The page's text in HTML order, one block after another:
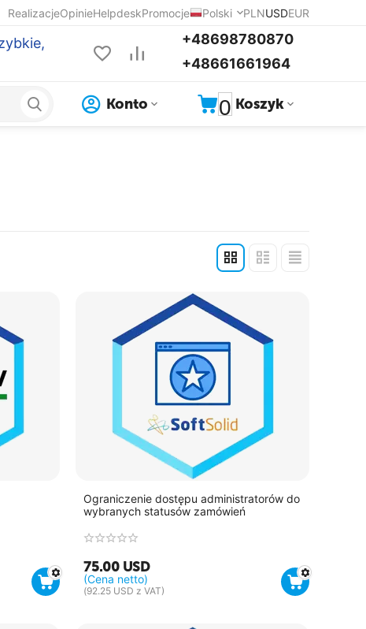
RealizacjeOpinieHelpdeskPromocje Polski PLNUSDEUR
+48698780870
+48661661964
0 Koszyk
Konto
Ograniczenie dostępu administratorów do
wybranych statusów zamówień
75.00 USD
(Cena netto)
(92.25 USD z VAT)